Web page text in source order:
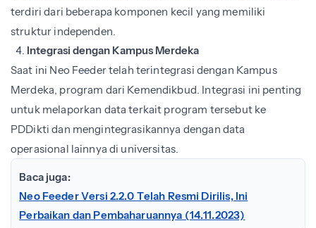
terdiri dari beberapa komponen kecil yang memiliki
struktur independen.
Integrasi dengan Kampus Merdeka
Saat ini Neo Feeder telah terintegrasi dengan Kampus
Merdeka, program dari Kemendikbud. Integrasi ini penting
untuk melaporkan data terkait program tersebut ke
PDDikti dan mengintegrasikannya dengan data
operasional lainnya di universitas.
Baca juga:
Neo Feeder Versi 2.2.0 Telah Resmi Dirilis, Ini
Perbaikan dan Pembaharuannya (14.11.2023)